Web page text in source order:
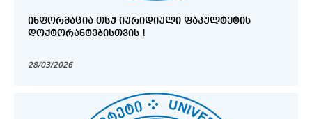
ᲘᲜᲤᲝᲠᲛᲐᲪᲘᲐ ᲗᲡᲣ ᲘᲣᲠᲘᲓᲘᲣᲚᲘ ᲤᲐᲙᲣᲚᲢᲔᲢᲘᲡ
ᲓᲝᲥᲢᲝᲠᲐᲜᲢᲔᲑᲘᲡᲗᲕᲘᲡ !
28/03/2026